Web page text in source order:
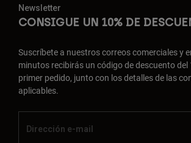
Newsletter
CONSIGUE UN 10% DE
Suscríbete a nuestros correos comerciales y
minutos recibirás un código de descuento del
primer pedido, junto con los detalles de las
aplicables.